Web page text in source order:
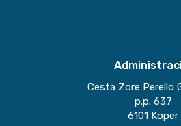
Cesta Zore Perello
p.p. 637
6101 Koper